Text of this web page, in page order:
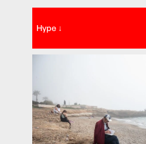
Hype ↓